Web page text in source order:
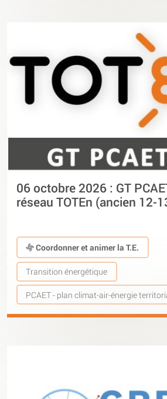
06 octobre 2026 : GT
réseau TOTEn (ancien 12-
Coordonner et animer la T.E.
Transition énergétique
PCAET - plan climat-air-énergie